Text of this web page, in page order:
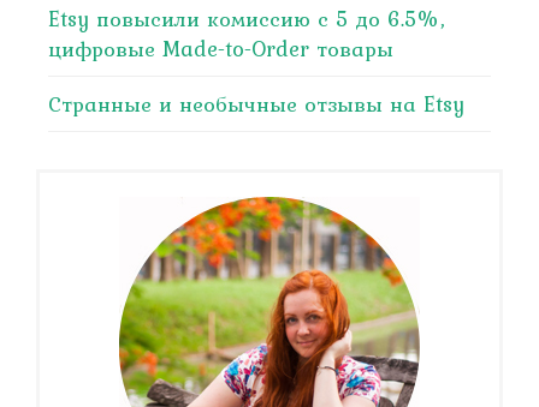
Etsy повысили комиссию с 5 до 6.5%,
цифровые Made-to-Order товары
Странные и необычные отзывы на Etsy